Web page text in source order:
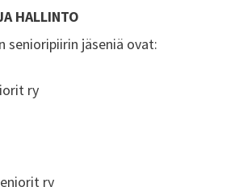
HALLINTO
senioripiirin jäseniä ovat:
ry
ry